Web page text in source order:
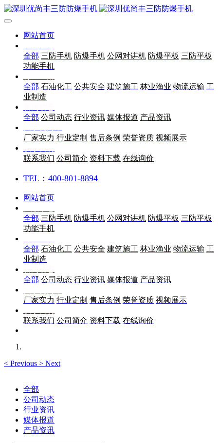
网站首页
全部 三防手机 防爆手机 公网对讲机 防爆平板 三防平板
功能手机
全部 石油化工 公共安全 建筑施工 林业渔业 物流运输 工
业制造
全部 公司动态 行业资讯 媒体报道 产品资讯
厂家实力 行业定制 售后条例 荣誉资质 视频展示
联系我们 公司简介 资料下载 在线询价
TEL：400-801-8894
网站首页
全部 三防手机 防爆手机 公网对讲机 防爆平板 三防平板
功能手机
全部 石油化工 公共安全 建筑施工 林业渔业 物流运输 工
业制造
全部 公司动态 行业资讯 媒体报道 产品资讯
厂家实力 行业定制 售后条例 荣誉资质 视频展示
联系我们 公司简介 资料下载 在线询价
< Previous > Next
全部
公司动态
行业资讯
媒体报道
产品资讯